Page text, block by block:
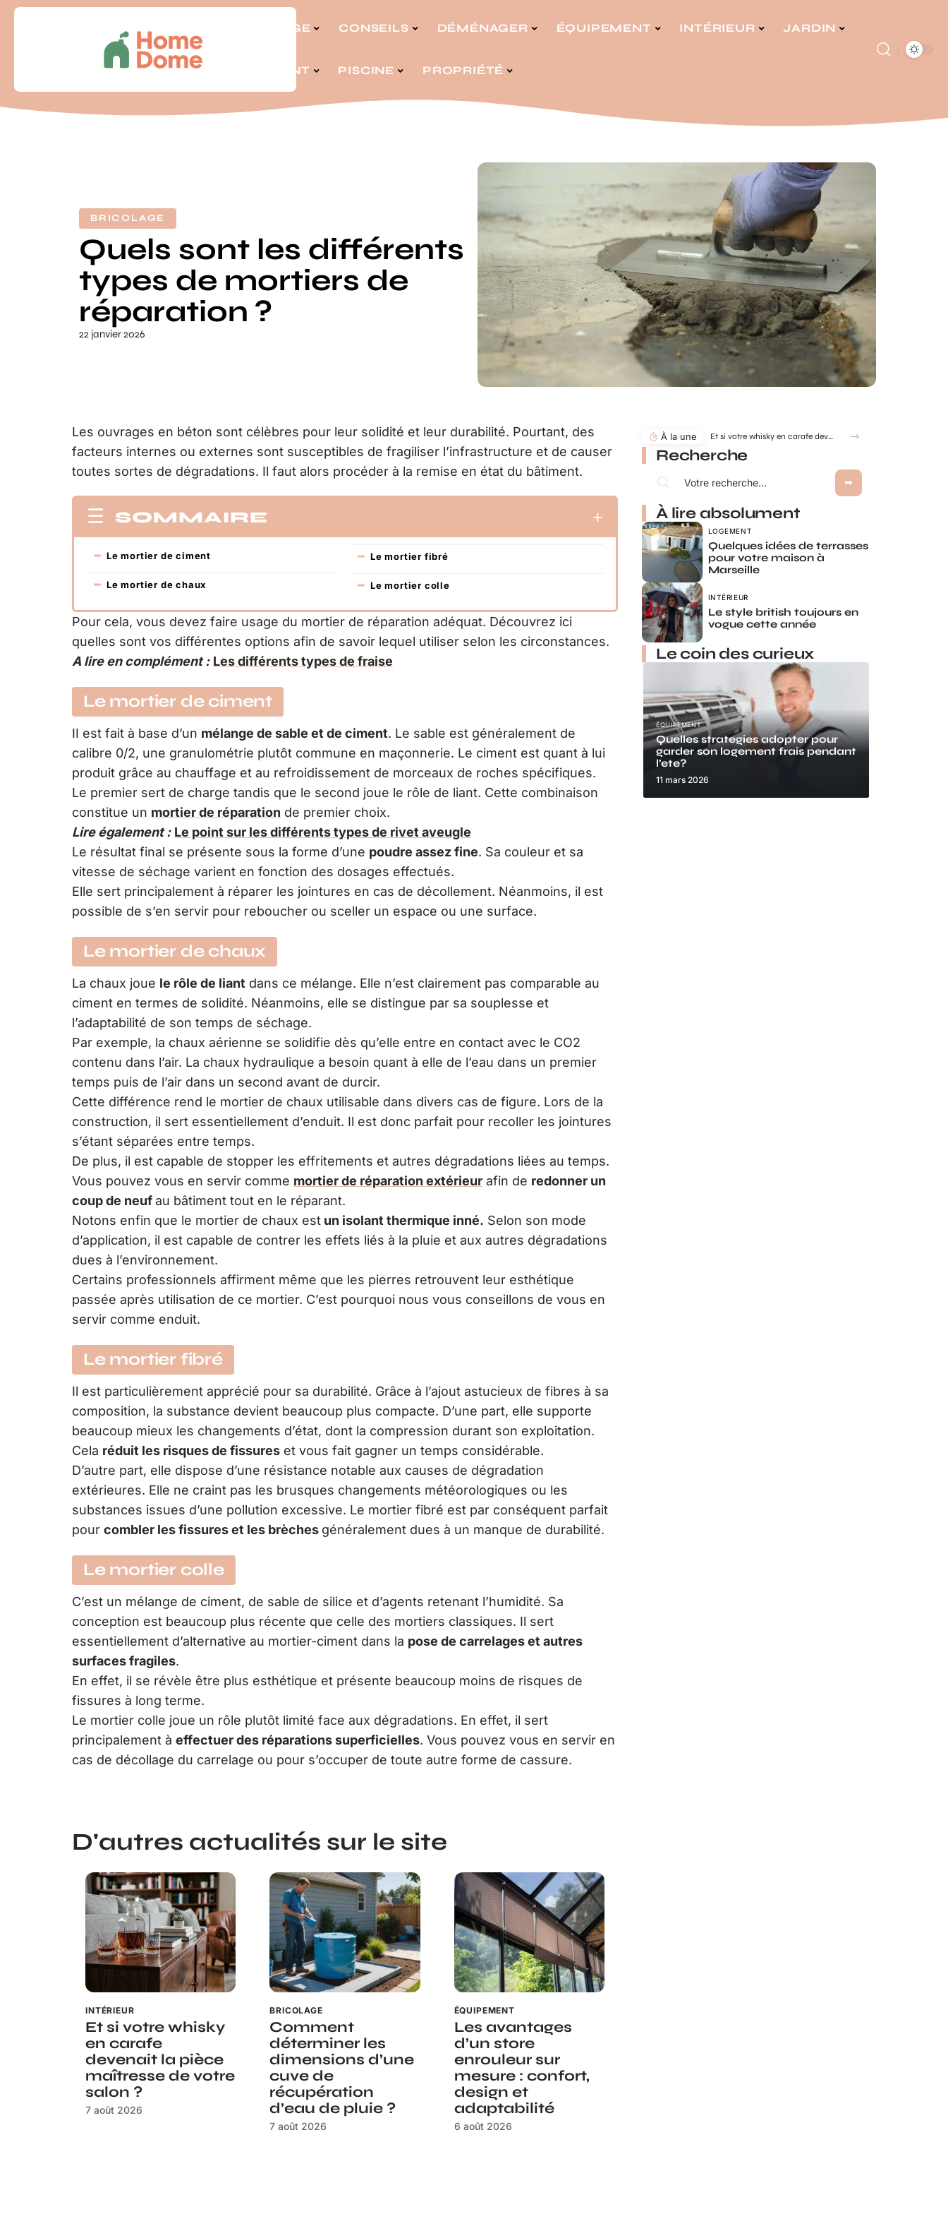
BRICOLAGE CONSEILS DÉMÉNAGER ÉQUIPEMENT INTÉRIEUR JARDIN
LOGEMENT PISCINE PROPRIÉTÉ
BRICOLAGE
Quels sont les différents
types de mortiers de
réparation ?
22 janvier 2026
Les ouvrages en béton sont célèbres pour leur solidité et leur durabilité. Pourtant, des
facteurs internes ou externes sont susceptibles de fragiliser l’infrastructure et de causer
toutes sortes de dégradations. Il faut alors procéder à la remise en état du bâtiment.
SOMMAIRE
Le mortier de ciment
Le mortier de chaux
Le mortier fibré
Le mortier colle
Pour cela, vous devez faire usage du mortier de réparation adéquat. Découvrez ici
quelles sont vos différentes options afin de savoir lequel utiliser selon les circonstances.
A lire en complément : Les différents types de fraise
Le mortier de ciment
II est fait à base d’un mélange de sable et de ciment. Le sable est généralement de
calibre 0/2, une granulométrie plutôt commune en maçonnerie. Le ciment est quant à lui
produit grâce au chauffage et au refroidissement de morceaux de roches spécifiques.
Le premier sert de charge tandis que le second joue le rôle de liant. Cette combinaison
constitue un mortier de réparation de premier choix.
Lire également : Le point sur les différents types de rivet aveugle
Le résultat final se présente sous la forme d’une poudre assez fine. Sa couleur et sa
vitesse de séchage varient en fonction des dosages effectués.
Elle sert principalement à réparer les jointures en cas de décollement. Néanmoins, il est
possible de s’en servir pour reboucher ou sceller un espace ou une surface.
Le mortier de chaux
La chaux joue le rôle de liant dans ce mélange. Elle n’est clairement pas comparable au
ciment en termes de solidité. Néanmoins, elle se distingue par sa souplesse et
l’adaptabilité de son temps de séchage.
Par exemple, la chaux aérienne se solidifie dès qu’elle entre en contact avec le CO2
contenu dans l’air. La chaux hydraulique a besoin quant à elle de l’eau dans un premier
temps puis de l’air dans un second avant de durcir.
Cette différence rend le mortier de chaux utilisable dans divers cas de figure. Lors de la
construction, il sert essentiellement d’enduit. Il est donc parfait pour recoller les jointures
s’étant séparées entre temps.
De plus, il est capable de stopper les effritements et autres dégradations liées au temps.
Vous pouvez vous en servir comme mortier de réparation extérieur afin de redonner un
coup de neufau bâtiment tout en le réparant.
Notons enfin que le mortier de chaux est un isolant thermique inné. Selon son mode
d’application, il est capable de contrer les effets liés à la pluie et aux autres dégradations
dues à l’environnement.
Certains professionnels affirment même que les pierres retrouvent leur esthétique
passée après utilisation de ce mortier. C’est pourquoi nous vous conseillons de vous en
servir comme enduit.
Le mortier fibré
Il est particulièrement apprécié pour sa durabilité. Grâce à l’ajout astucieux de fibres à sa
composition, la substance devient beaucoup plus compacte. D’une part, elle supporte
beaucoup mieux les changements d’état, dont la compression durant son exploitation.
Cela réduit les risques de fissures et vous fait gagner un temps considérable.
D’autre part, elle dispose d’une résistance notable aux causes de dégradation
extérieures. Elle ne craint pas les brusques changements météorologiques ou les
substances issues d’une pollution excessive. Le mortier fibré est par conséquent parfait
pour combler les fissures et les brèches généralement dues à un manque de durabilité.
Le mortier colle
C’est un mélange de ciment, de sable de silice et d’agents retenant l’humidité. Sa
conception est beaucoup plus récente que celle des mortiers classiques. Il sert
essentiellement d’alternative au mortier-ciment dans la pose de carrelages et autres
surfaces fragiles.
En effet, il se révèle être plus esthétique et présente beaucoup moins de risques de
fissures à long terme.
Le mortier colle joue un rôle plutôt limité face aux dégradations. En effet, il sert
principalement à effectuer des réparations superficielles. Vous pouvez vous en servir en
cas de décollage du carrelage ou pour s’occuper de toute autre forme de cassure.
D'autres actualités sur le site
INTÉRIEUR
Et si votre whisky
en carafe
devenait la pièce
maîtresse de votre
salon ?
7 août 2026
BRICOLAGE
Comment
déterminer les
dimensions d’une
cuve de
récupération
d’eau de pluie ?
7 août 2026
ÉQUIPEMENT
Les avantages
d’un store
enrouleur sur
mesure : confort,
design et
adaptabilité
6 août 2026
À la une Et si votre whisky en carafe devenait la pièce maîtresse de votre salon ?
Recherche
À lire absolument
LOGEMENT
Quelques idées de terrasses
pour votre maison à
Marseille
INTÉRIEUR
Le style british toujours en
vogue cette année
Le coin des curieux
ÉQUIPEMENT
Quelles strategies adopter pour
garder son logement frais pendant
l’ete?
11 mars 2026